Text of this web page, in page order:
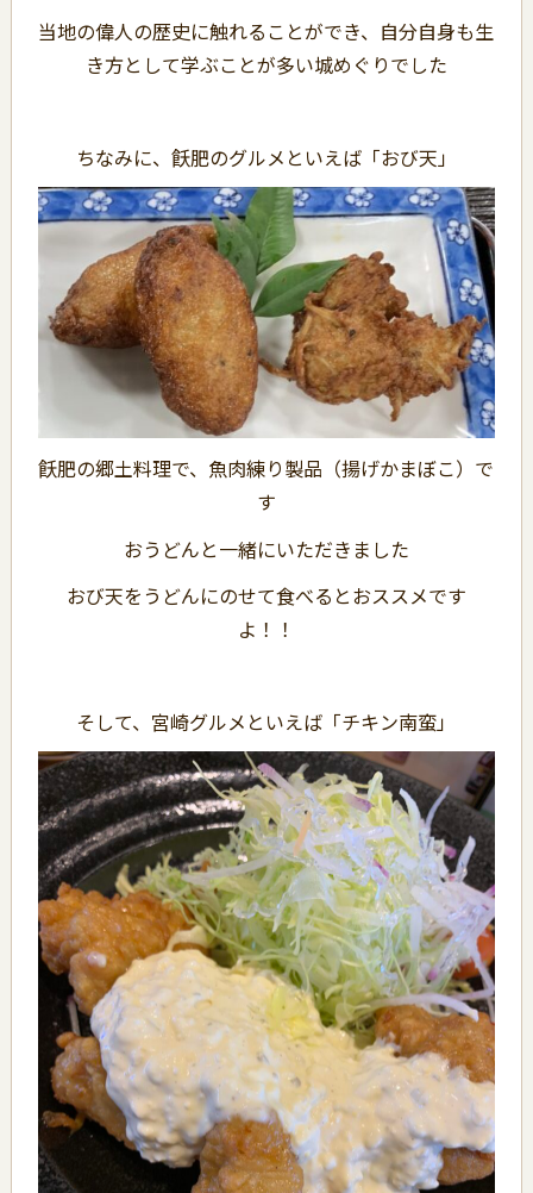
当地の偉人の歴史に触れることができ、自分自身も生
き方として学ぶことが多い城めぐりでした
ちなみに、飫肥のグルメといえば「おび天」
飫肥の郷土料理で、魚肉練り製品（揚げかまぼこ）で
す
おうどんと一緒にいただきました
おび天をうどんにのせて食べるとおススメです
よ！！
そして、宮崎グルメといえば「チキン南蛮」